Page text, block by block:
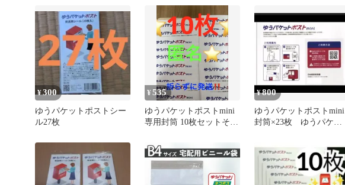
¥300
ゆうパケットポストシー
ル27枚
¥535
ゆうパケットポストmini
専用封筒 10枚セットその
¥800
ゆうパケットポストmini
封筒×23枚 ゆうパケッ